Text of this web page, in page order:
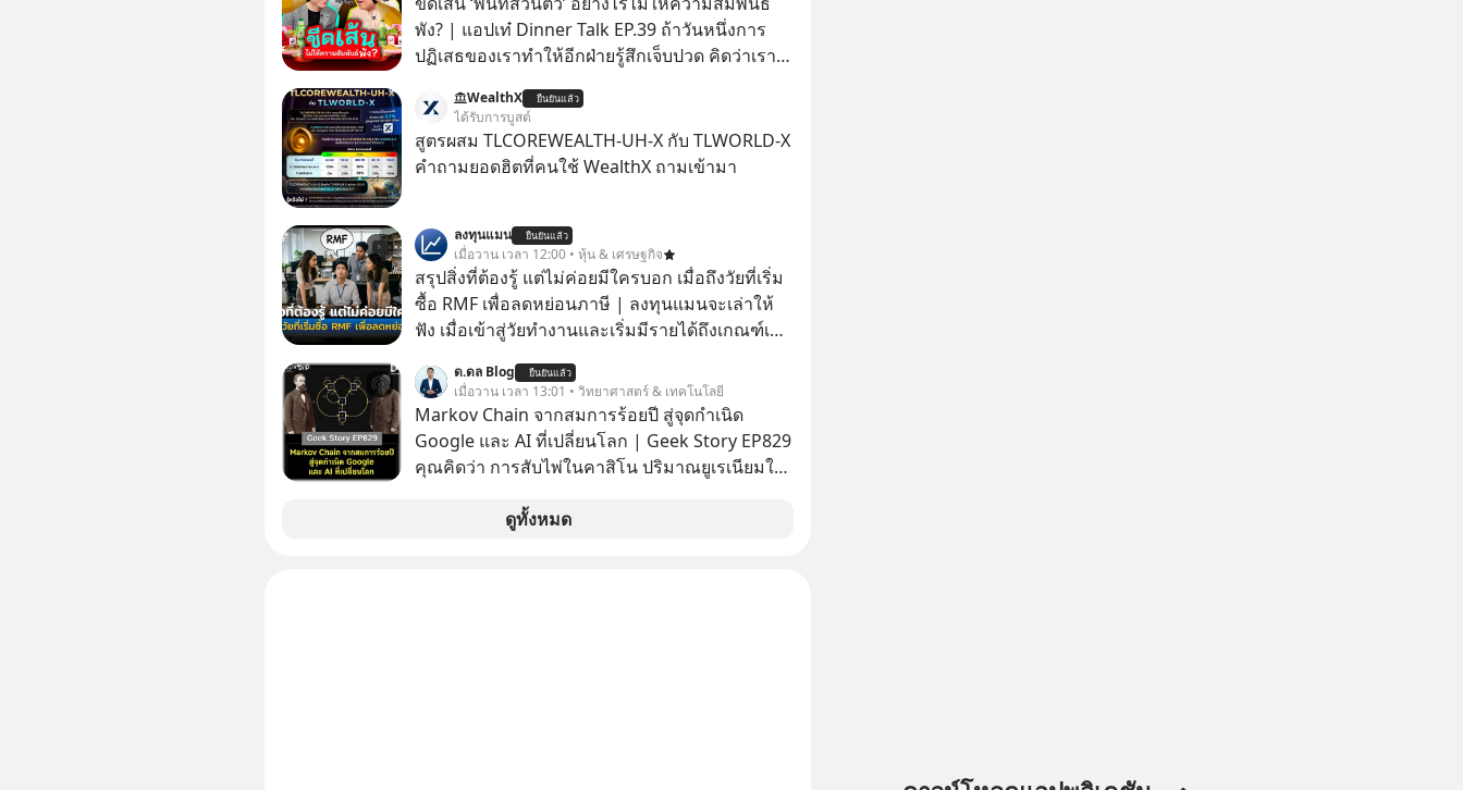
พัง? | แอปเท๋ Dinner Talk EP.39 ถ้าวันหนึ่งการ
ปฏิเสธของเราทำให้อีกฝ่ายรู้สึกเจ็บปวด คิดว่าเรา
ไม่เคยปฏิเสธใครอย่างนี้มาก่อน แต่พอตั้งใจจะ
‘สร้างขอบเขต’ เพื่อตัวเองดูสักครั้ง กลับทำให้เกิด
รอยร้าวในความสัมพันธ์เสียอย่างนั้น โดยรายการ
สวัสดิ์ จะพาทุกคนไปสำรวจวิธีสร้างขอบเขตเพื่อ
รักษาใจของตัวเองและรักษาความสัมพันธ์ของคน
รอบข้างไปพร้อมกัน #boundary
#selfdevelopment #แอปเท๋dinnertalk
#missiontothemoonpodcast
WealthX ยืนยันแล้ว
ได้รับการบูสต์
สูตรผสม TLCOREWEALTH-UH-X กับ TLWORLD-X
คำถามยอดฮิตที่คนใช้ WealthX ถามเข้ามา
ลงทุนแมน ยืนยันแล้ว
เมื่อวาน เวลา 12:00 • หุ้น & เศรษฐกิจ
สรุปสิ่งที่ต้องรู้ แต่ไม่ค่อยมีใครบอก เมื่อถึงวัยที่เริ่ม
ซื้อ RMF เพื่อลดหย่อนภาษี | ลงทุนแมนจะเล่าให้
ฟัง เมื่อเข้าสู่วัยทำงานและเริ่มมีรายได้ถึงเกณฑ์เสีย
เพราะนอกจากจะช่วยลดหย่อนภาษีได้แล้ว ยังเป็น
โอกาสในการสร้างความมั่งคั่งระยะยาว แต่น้อยคน
นักที่จะลงลึกว่า ถ้าลงทุนใน RMF ควรรู้ อะไรบ้าง
ควรดู ตรงไหน ทำอย่างไร ถึงจะดีกับเรา แล้วเรา
ควรรู้ข้อมูลอะไรเกี่ยวกับ RMF บ้าง เพื่อให้นำไปใช้
ต่อได้จริง ๆ ลงทุนแมนจะเล่าให้ฟัง
ด.ดล Blog ยืนยันแล้ว
เมื่อวาน เวลา 13:01 • วิทยาศาสตร์ & เทคโนโลยี
Markov Chain จากสมการร้อยปี สู่จุดกำเนิด
Google และ AI ที่เปลี่ยนโลก | Geek Story EP829
คุณคิดว่า การสับไพ่ในคาสิโน ปริมาณยูเรเนียมใน
ล้มแชมป์เก่าอย่าง Yahoo และความฉลาดของ AI
ดูทั้งหมด